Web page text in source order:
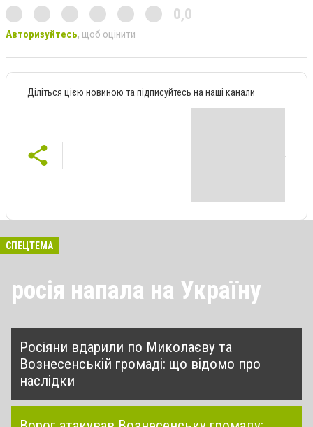
0,0
Авторизуйтесь, щоб оцінити
Діліться цією новиною та підписуйтесь на наші канали
СПЕЦТЕМА
росія напала на Україну
Росіяни вдарили по Миколаєву та
Вознесенській громаді: що відомо про
наслідки